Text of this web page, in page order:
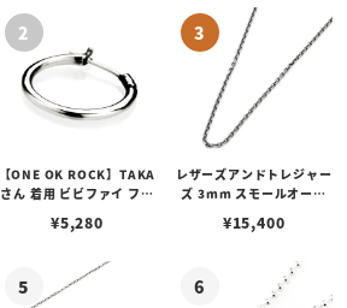
【ONE OK ROCK】TAKA
さん 着用 ビビファイ フー
¥5,280
レザーズアンドトレジャー
ズ 3mm スモールオーバ
ブスタークラスプ＆LTロ
¥15,400